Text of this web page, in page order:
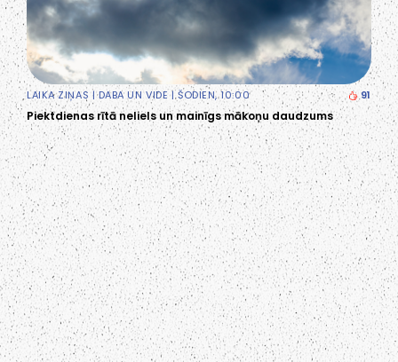
LAIKA ZIŅAS |DABA UN VIDE| ŠODIEN, 10:00 91
Piektdienas rītā neliels un mainīgs mākoņu daudzums